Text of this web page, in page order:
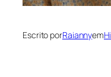
Escrito porRaiannyem